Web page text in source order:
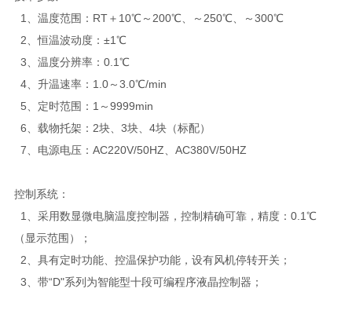
1、温度范围：RT＋10℃～200℃、～250℃、～300℃
2、恒温波动度：±1℃
3、温度分辨率：0.1℃
4、升温速率：1.0～3.0℃/min
5、定时范围：1～9999min
6、载物托架：2块、3块、4块（标配）
7、电源电压：AC220V/50HZ、AC380V/50HZ
控制系统：
1、采用数显微电脑温度控制器，控制精确可靠，精度：0.1℃
（显示范围）；
2、具有定时功能、控温保护功能，设有风机停转开关；
3、带“D"系列为智能型十段可编程序液晶控制器；